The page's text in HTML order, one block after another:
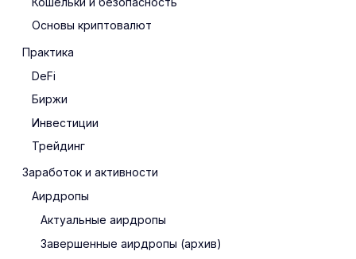
Основы криптовалют
Практика
DeFi
Биржи
Инвестиции
Трейдинг
Заработок и активности
Аирдропы
Актуальные аирдропы
Завершенные аирдропы (архив)